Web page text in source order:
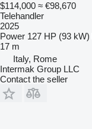
$114,000 ≈ €98,670
Telehandler
2025
Power 127 HP (93 kW)
17 m
Italy, Rome
Intermak Group LLC
Contact the seller